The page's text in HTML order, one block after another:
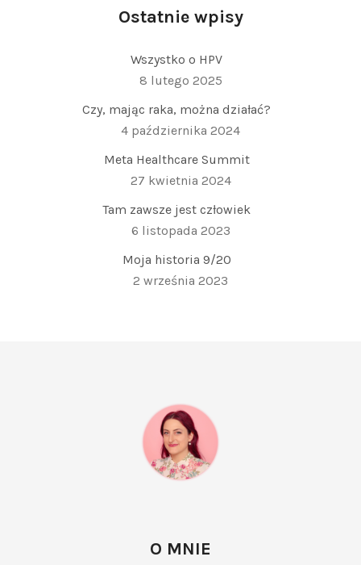
Ostatnie wpisy
Wszystko o HPV
8 lutego 2025
Czy, mając raka, można działać?
4 października 2024
Meta Healthcare Summit
27 kwietnia 2024
Tam zawsze jest człowiek
6 listopada 2023
Moja historia 9/20
2 września 2023
O MNIE